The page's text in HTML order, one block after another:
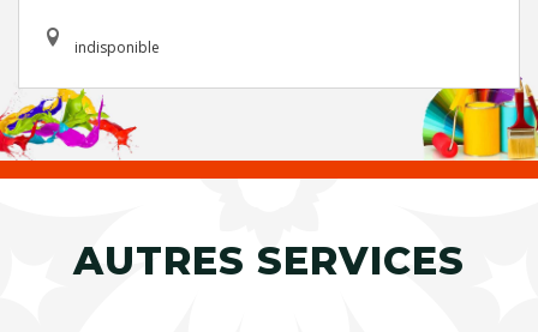
indisponible
AUTRES SERVICES